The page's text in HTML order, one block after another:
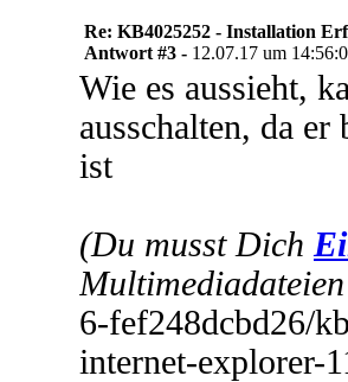
Re: KB4025252 - Installation
Antwort #3 - 12.07.17 um
Wie es aussieht,
ausschalten, da
ist
(Du musst Dich
6-fef248dcbd26/
internet-explorer-